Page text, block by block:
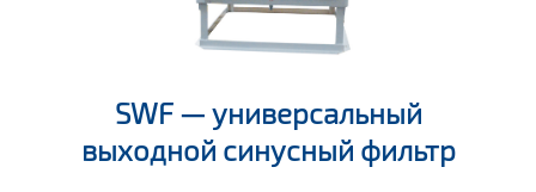
SWF — универсальный
выходной синусный фильтр